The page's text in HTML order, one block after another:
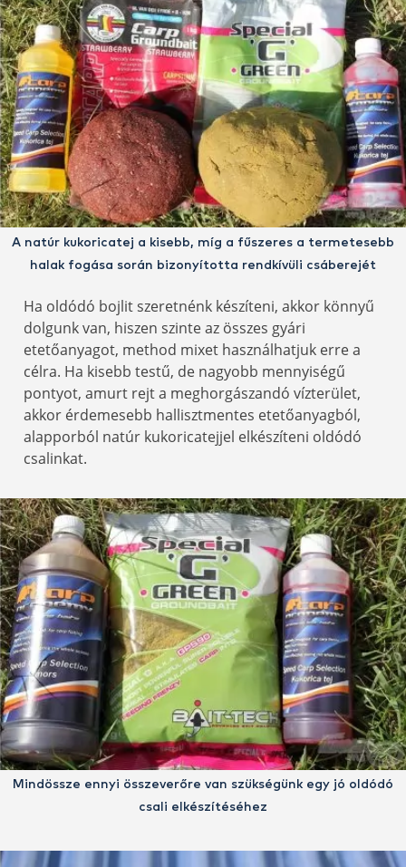
A natúr kukoricatej a kisebb, míg a fűszeres a termetesebb
halak fogása során bizonyította rendkívüli csáberejét
Ha oldódó bojlit szeretnénk készíteni, akkor könnyű
dolgunk van, hiszen szinte az összes gyári
etetőanyagot, method mixet használhatjuk erre a
célra. Ha kisebb testű, de nagyobb mennyiségű
pontyot, amurt rejt a meghorgászandó vízterület,
akkor érdemesebb hallisztmentes etetőanyagból,
alapporból natúr kukoricatejjel elkészíteni oldódó
csalinkat.
Mindössze ennyi összeverőre van szükségünk egy jó oldódó
csali elkészítéséhez